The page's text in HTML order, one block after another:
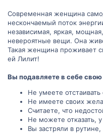
Современная женщина
нескончаемый поток
независимая, яркая,
невероятные вещи. Она
Такая женщина проживает
ей Лилит!
Вы подавляете в себе
Не умеете
Не имеете своих
Считаете, что
Не можете отказать,
Вы застряли в